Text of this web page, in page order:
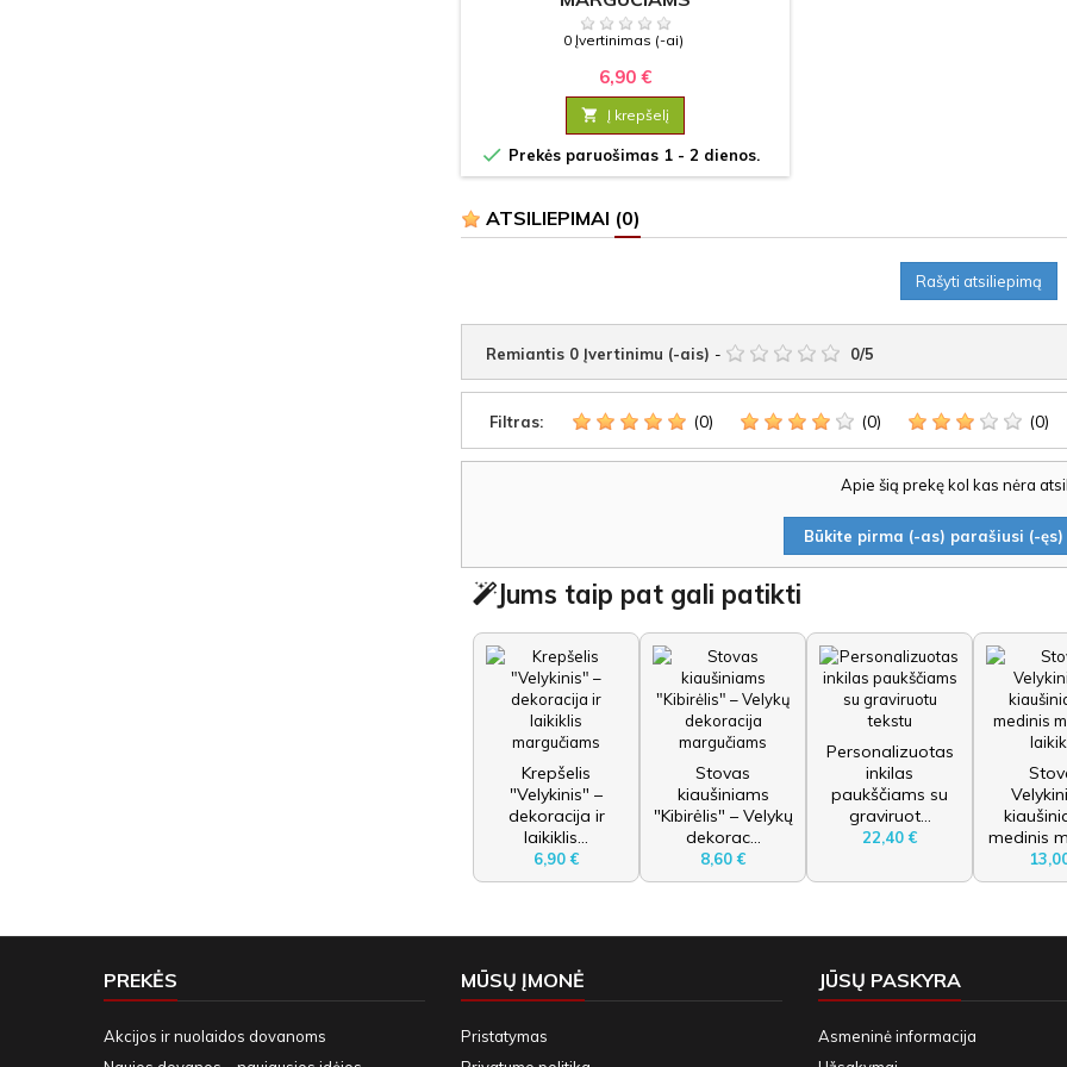
0 Įvertinimas (-ai)
6,90 €
 Į krepšelį
 Prekės paruošimas 1 - 2 dienos.
ATSILIEPIMAI (0)
Rašyti atsiliepimą
Remiantis 0 Įvertinimu (-ais) - 0/5
Filtras: (0) (0) (0)
Apie šią prekę kol kas nėra
Būkite pirma (-as) parašiusi (-
Jums taip pat gali patikti
Krepšelis
"Velykinis" –
dekoracija ir
laikiklis...
6,90 €
Stovas
kiaušiniams
"Kibirėlis" – Velykų
dekorac...
8,60 €
Personalizuotas
inkilas
paukščiams su
graviruot...
22,40 €
medinis
PREKĖS
Akcijos ir nuolaidos dovanoms
MŪSŲ ĮMONĖ
Pristatymas
JŪSŲ PASKYRA
Asmeninė informacija